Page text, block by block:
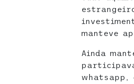
manteve
Ainda
whatsapp,